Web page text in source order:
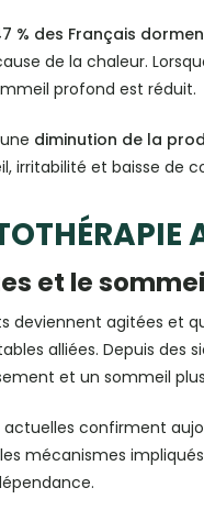
% des Français
de la chaleur.
profond est réduit.
diminution de la
irritabilité et baisse de
et le
deviennent agitées et
alliées. Depuis
et un sommeil
actuelles confirment
mécanismes